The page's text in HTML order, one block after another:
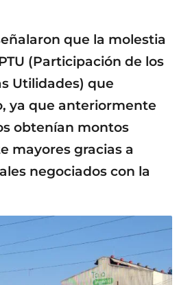
que la molestia
(Participación de los
Utilidades) que
ya que anteriormente
obtenían montos
mayores gracias a
negociados con la